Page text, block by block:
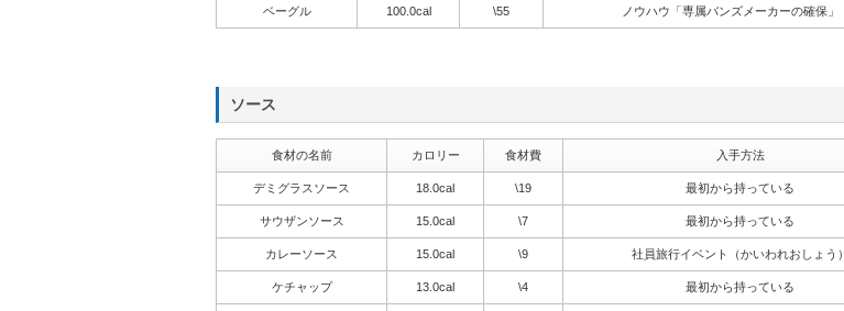
ベーグル 100.0cal \55 ノウハウ「専属バンズメーカーの確保」
ソース
食材の名前 カロリー 食材費 入手方法
デミグラスソース 18.0cal \19 最初から持っている
サウザンソース 15.0cal \7 最初から持っている
カレーソース 15.0cal \9 社員旅行イベント（かいわれおしょう）
ケチャップ 13.0cal \4 最初から持っている